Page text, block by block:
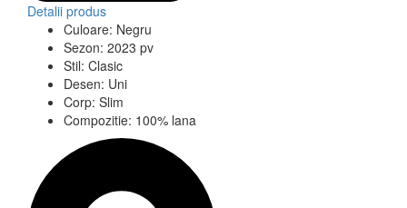
Detalii produs
Culoare: Negru
Sezon: 2023 pv
Stil: Clasic
Desen: Uni
Corp: Slim
Compozitie: 100% lana